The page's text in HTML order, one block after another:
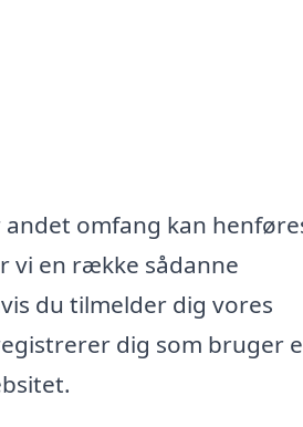
omfang kan
vi en række sådanne
du tilmelder dig vores
dig som bruger